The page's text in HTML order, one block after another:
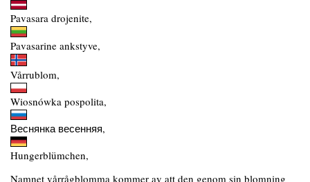
Pavasara drojenite,
Pavasarine ankstyve,
Vårrublom,
Wiosnówka pospolita,
Веснянка весенняя,
Hungerblümchen,
Namnet vårrågblomma kommer av att den genom sin blomning